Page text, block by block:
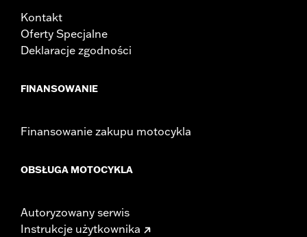
Kontakt
Oferty Specjalne
Deklaracje zgodności
FINANSOWANIE
Finansowanie zakupu motocykla
OBSŁUGA MOTOCYKLA
Autoryzowany serwis
Instrukcje użytkownika